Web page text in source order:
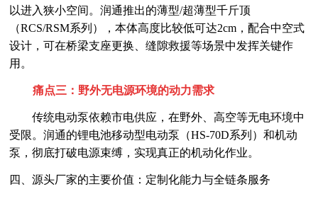
以进入狭小空间。润通推出的薄型/超薄型千斤顶
（RCS/RSM系列），本体高度比较低可达2cm，配合中空式
设计，可在桥梁支座更换、缝隙救援等场景中发挥关键作
用。
痛点三：野外无电源环境的动力需求
传统电动泵依赖市电供应，在野外、高空等无电环境中
受限。润通的锂电池移动型电动泵（HS-70D系列）和机动
泵，彻底打破电源束缚，实现真正的机动化作业。
四、源头厂家的主要价值：定制化能力与全链条服务